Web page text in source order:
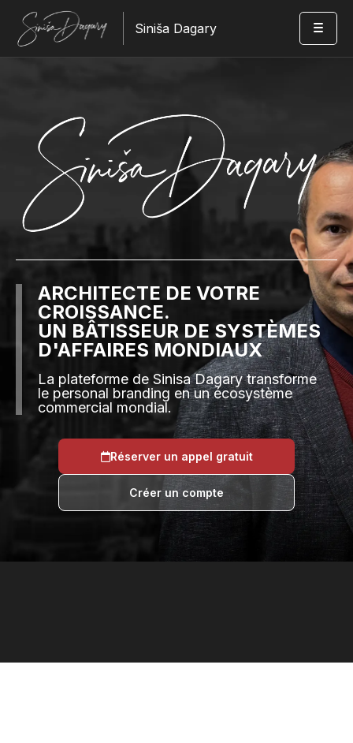
Siniša Dagary
ARCHITECTE DE VOTRE
CROISSANCE.
UN BÂTISSEUR DE SYSTÈMES
D'AFFAIRES MONDIAUX
La plateforme de Sinisa Dagary transforme
le personal branding en un écosystème
commercial mondial.
Réserver un appel gratuit
Créer un compte